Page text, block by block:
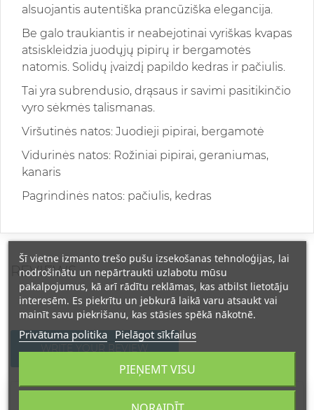
alsuojantis autentiška prancūziška elegancija.
Be galo traukiantis ir neabejotinai vyriškas kvapas
atsiskleidzia juodųjų pipirų ir bergamotės
natomis. Solidų įvaizdį papildo kedras ir pačiulis.
Tai yra subrendusio, drąsaus ir savimi pasitikinčio
vyro sėkmės talismanas.
Viršutinės natos: Juodieji pipirai, bergamotė
Vidurinės natos: Rožiniai pipirai, geraniumas,
kanaris
Pagrindinės natos: pačiulis, kedras
REVIEWS
WRITE YOUR REVIEW
Šī vietne izmanto trešo pušu izsekošanas tehnoloģijas, lai
nodrošinātu un nepārtraukti uzlabotu mūsu
pakalpojumus, kā arī rādītu reklāmas, kas atbilst lietotāju
interesēm. Es piekrītu un jebkurā laikā varu atsaukt vai
mainīt savu piekrišanu, kas stāsies spēkā nākotnē.
Privātuma politika Pielāgot sīkfailus
PIEŅEMT VISU